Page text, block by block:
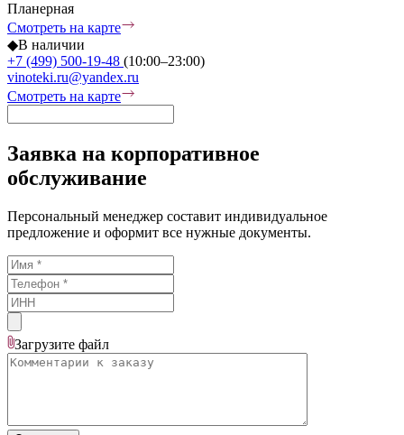
Планерная
Смотреть на карте
◆В наличии
+7 (499) 500-19-48 (10:00–23:00)
vinoteki.ru@yandex.ru
Смотреть на карте
Заявка на корпоративное
обслуживание
Персональный менеджер составит индивидуальное
предложение и оформит все нужные документы.
Загрузите файл